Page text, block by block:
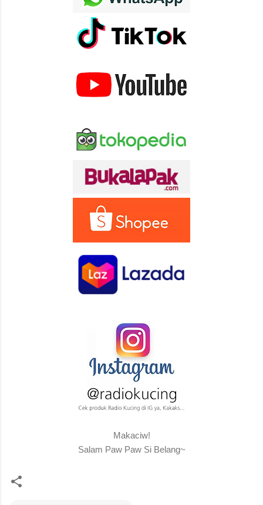
Makaciw!
Salam Paw Paw Si Belang~